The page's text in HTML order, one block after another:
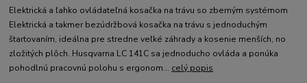
Elektrická a ľahko ovládateľná kosačka na trávu so zberným systémom
Elektrická a takmer bezúdržbová kosačka na trávu s jednoduchým
štartovaním, ideálna pre stredne veľké záhrady a kosenie menších, no
zložitých plôch. Husqvarna LC 141C sa jednoducho ovláda a ponúka
pohodlnú pracovnú polohu s ergonom... celý popis